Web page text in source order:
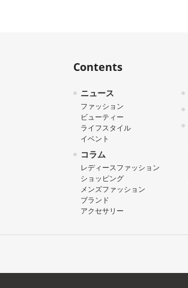
Contents
ニュース
ファッション
ビューティー
ライフスタイル
イベント
コラム
レディースファッション
ショッピング
メンズファッション
ブランド
アクセサリー